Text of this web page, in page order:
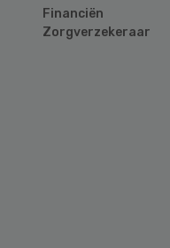
Financiën
Zorgverzekeraar